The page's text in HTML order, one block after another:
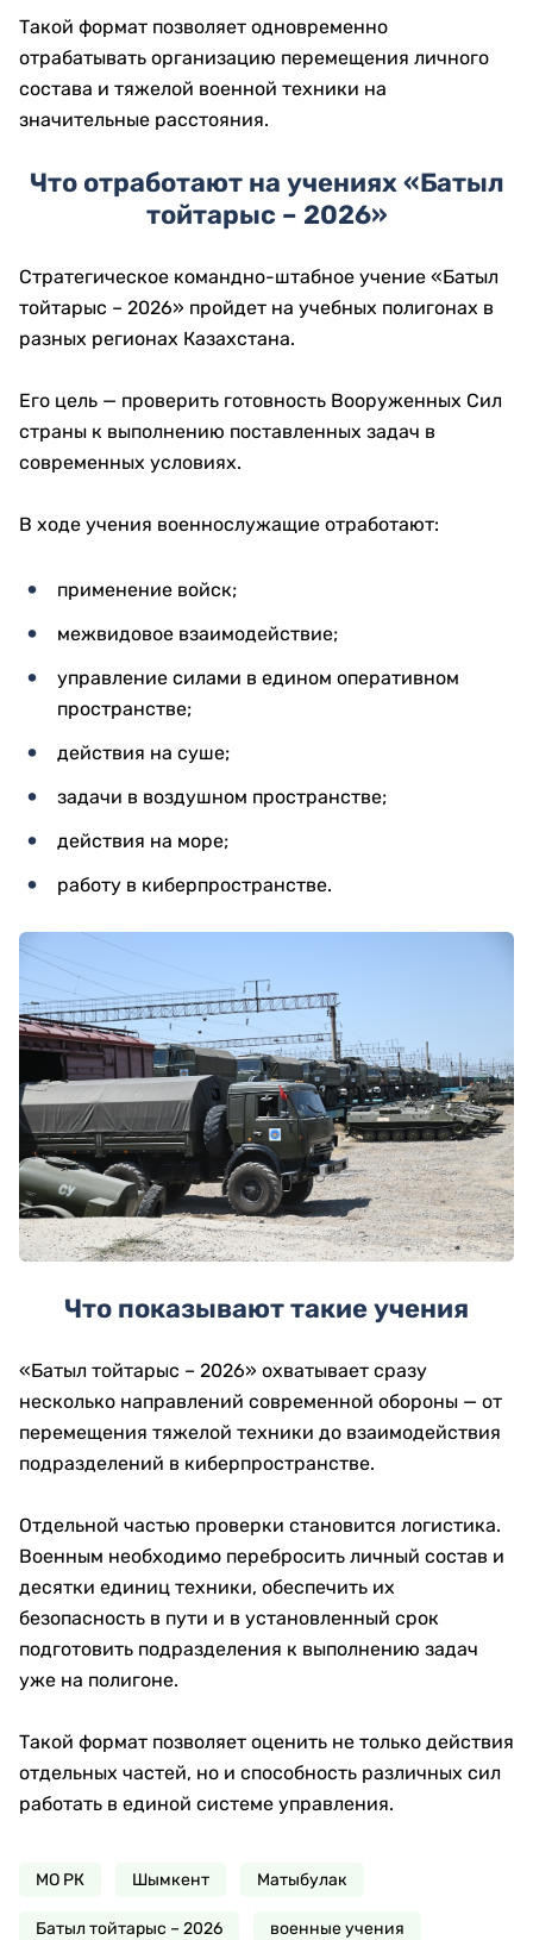
Такой формат позволяет одновременно
отрабатывать организацию перемещения личного
состава и тяжелой военной техники на
значительные расстояния.
Что отработают на учениях «Батыл
тойтарыс – 2026»
Стратегическое командно-штабное учение «Батыл
тойтарыс – 2026» пройдет на учебных полигонах в
разных регионах Казахстана.
Его цель — проверить готовность Вооруженных Сил
страны к выполнению поставленных задач в
современных условиях.
В ходе учения военнослужащие отработают:
применение войск;
межвидовое взаимодействие;
управление силами в едином оперативном
пространстве;
действия на суше;
задачи в воздушном пространстве;
действия на море;
работу в киберпространстве.
Что показывают такие учения
«Батыл тойтарыс – 2026» охватывает сразу
несколько направлений современной обороны — от
перемещения тяжелой техники до взаимодействия
подразделений в киберпространстве.
Отдельной частью проверки становится логистика.
Военным необходимо перебросить личный состав и
десятки единиц техники, обеспечить их
безопасность в пути и в установленный срок
подготовить подразделения к выполнению задач
уже на полигоне.
Такой формат позволяет оценить не только действия
отдельных частей, но и способность различных сил
работать в единой системе управления.
МО РК Шымкент Матыбулак
Батыл тойтарыс – 2026 военные учения